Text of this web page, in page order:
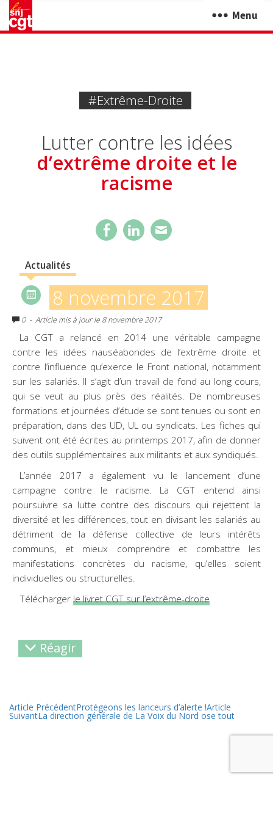
Menu
#extrême-Droite
Lutter contre les idées
d’extrême droite et le
racisme
Actualités
8 novembre 2017
0 - Article mis à jour le 8 novembre 2017
La CGT a relancé en 2014 une véritable campagne
contre les idées nauséabondes de l’extrême droite et
contre l’influence qu’exerce le Front national, notamment
sur les salariés. Il s’agit d’un travail de fond au long cours,
qui se veut au plus près des réalités. De nombreuses
formations et journées d’étude se sont tenues ou sont en
préparation, dans des UD, UL ou syndicats. Les fiches qui
suivent ont été écrites au printemps 2017, afin de donner
des outils supplémentaires aux militants et aux syndiqués.
L’année 2017 a également vu le lancement d’une
campagne contre le racisme. La CGT entend ainsi
poursuivre sa lutte contre des discours qui rejettent la
diversité et les différences, tout en divisant les salariés au
détriment de la défense collective de leurs intérêts
communs, et mieux comprendre et combattre les
manifestations concrètes du racisme, qu’elles soient
individuelles ou structurelles.
Téléchargerlelivret CGT sur l’extrême-droite
Réagir
Article PrécédentProtégeons les lanceurs d’alerte !Article
SuivantLa direction générale de La Voix du Nord ose tout